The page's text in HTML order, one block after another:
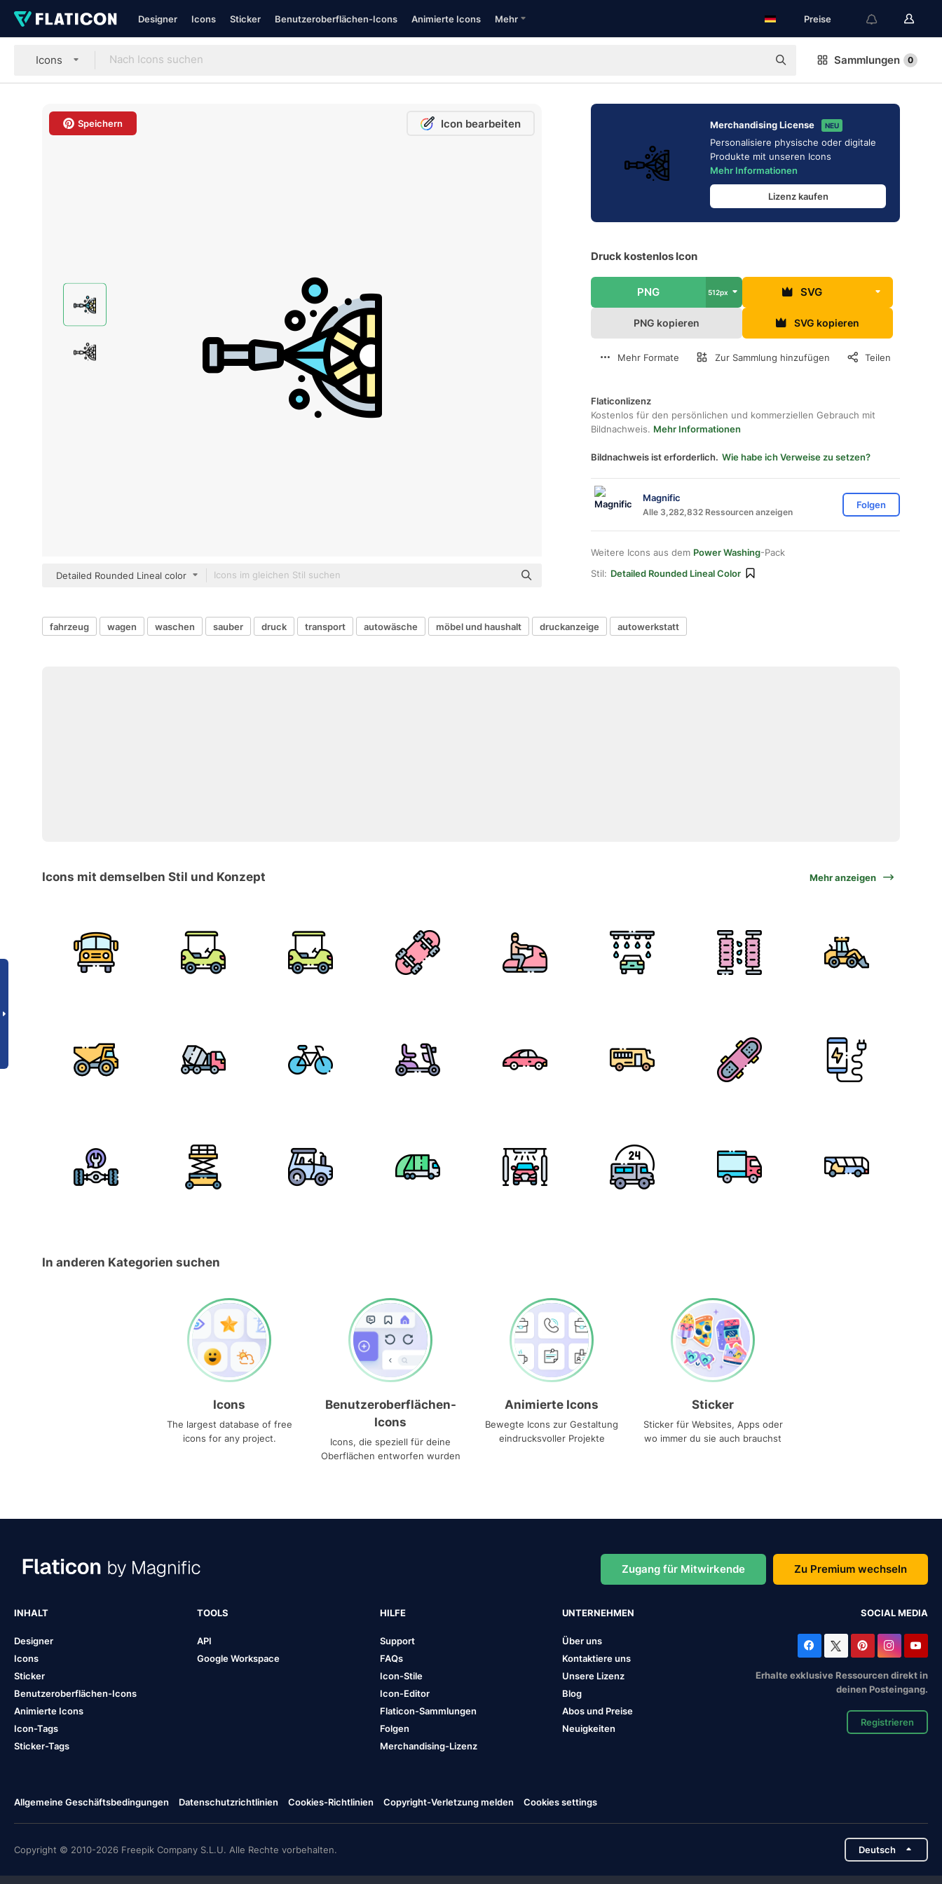
Designer Icons Sticker Benutzeroberflächen-Icons Animierte Icons Mehr Preise
Icons Sammlungen 0
Speichern Icon bearbeiten
Detailed Rounded Lineal color
Merchandising License NEU
Personalisiere physische oder digitale
Produkte mit unseren Icons
Mehr Informationen
Lizenz kaufen
Druck kostenlos Icon
PNG 512px SVG
PNG kopieren SVG kopieren
Mehr Formate Zur Sammlung hinzufügen Teilen
Flaticonlizenz
Kostenlos für den persönlichen und kommerziellen Gebrauch mit
Bildnachweis. Mehr Informationen
Bildnachweis ist erforderlich. Wie habe ich Verweise zu setzen?
Magnific
Alle 3,282,832 Ressourcen anzeigen
Folgen
Weitere Icons aus dem Power Washing-Pack
Stil: Detailed Rounded Lineal Color
fahrzeug wagen waschen sauber druck transport autowäsche möbel und haushalt druckanzeige autowerkstatt
Icons mit demselben Stil und Konzept Mehr anzeigen
In anderen Kategorien suchen
Icons
The largest database of free
icons for any project.
Benutzeroberflächen-
Icons
Icons, die speziell für deine
Oberflächen entworfen wurden
Animierte Icons
Bewegte Icons zur Gestaltung
eindrucksvoller Projekte
Sticker
Sticker für Websites, Apps oder
wo immer du sie auch brauchst
Zugang für Mitwirkende Zu Premium wechseln
INHALT
Designer
Icons
Sticker
Benutzeroberflächen-Icons
Animierte Icons
Icon-Tags
Sticker-Tags
TOOLS
API
Google Workspace
HILFE
Support
FAQs
Icon-Stile
Icon-Editor
Flaticon-Sammlungen
Folgen
Merchandising-Lizenz
UNTERNEHMEN
Über uns
Kontaktiere uns
Unsere Lizenz
Blog
Abos und Preise
Neuigkeiten
SOCIAL MEDIA
Erhalte exklusive Ressourcen direkt in
deinen Posteingang.
Registrieren
Allgemeine Geschäftsbedingungen Datenschutzrichtlinien Cookies-Richtlinien Copyright-Verletzung melden Cookies settings
Copyright © 2010-2026 Freepik Company S.L.U. Alle Rechte vorbehalten. Deutsch